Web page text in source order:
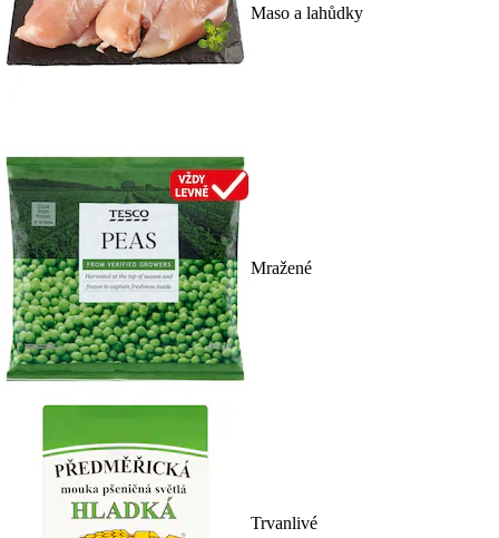
Maso a lahůdky
Mražené
Trvanlivé